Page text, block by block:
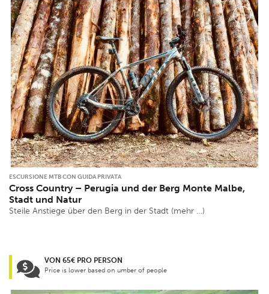
ESCURSIONE MTB CON GUIDA PRIVATA
Cross Country – Perugia und der Berg Monte Malbe,
Stadt und Natur
Steile Anstiege über den Berg in der Stadt (mehr …)
VON 65€ PRO PERSON
Price is lower based on umber of people